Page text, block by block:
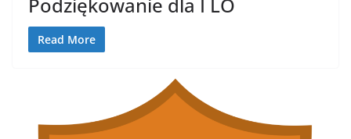
Podziękowanie dla I LO
Read More